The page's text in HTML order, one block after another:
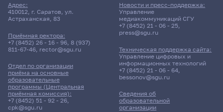
Адрес:
410012, г. Саратов, ул.
Астраханская, 83
Приёмная ректора:
+7 (8452) 26 - 16 - 96, 8 (937)
811-67-46, rector@sgu.ru
Отдел по организации
приёма на основные
образовательные
программы (Центральная
приёмная комиссия):
+7 (8452) 51 - 92 - 26,
cpk@sgu.ru
Сведения об
образовательной
организации
Новости и пресс-поддержка:
Управление
медиакоммуникаций СГУ
+7 (8452) 21 - 06 - 25,
press@sgu.ru
Техническая поддержка сайта:
Управление цифровых и
информационных технологий
+7 (8452) 21 - 06 - 64,
bessonov@sgu.ru